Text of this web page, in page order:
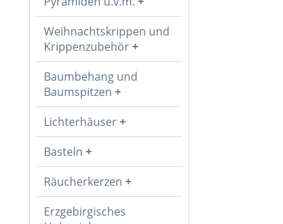
Weihnachtskrippen und
Krippenzubehör
Baumbehang und
Baumspitzen
Lichterhäuser
Basteln
Räucherkerzen
Erzgebirgisches